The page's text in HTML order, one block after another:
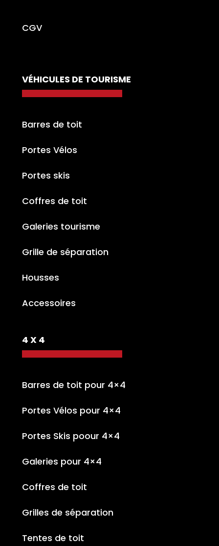
CGV
VÉHICULES DE TOURISME
Barres de toit
Portes Vélos
Portes skis
Coffres de toit
Galeries tourisme
Grille de séparation
Housses
Accessoires
4 X 4
Barres de toit pour 4×4
Portes Vélos pour 4×4
Portes Skis poour 4×4
Galeries pour 4×4
Coffres de toit
Grilles de séparation
Tentes de toit